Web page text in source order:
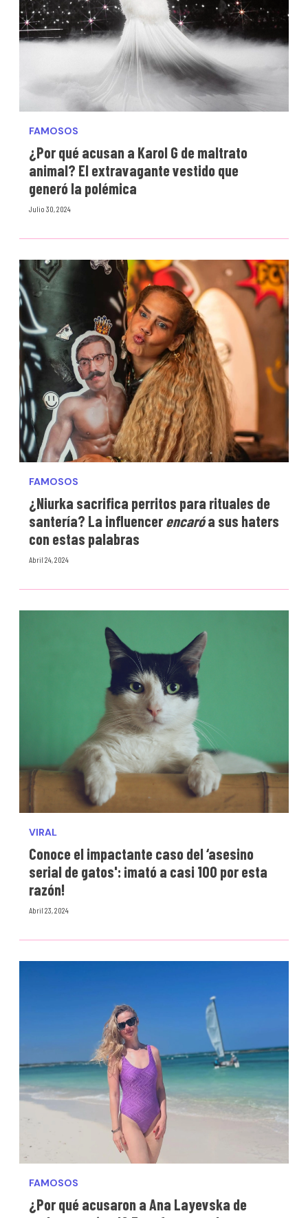
FAMOSOS
¿Por qué acusan a Karol G de maltrato
animal? El extravagante vestido que
generó la polémica
Julio 30, 2024
FAMOSOS
¿Niurka sacrifica perritos para rituales de
santería? La influencerencaróa sus haters
con estas palabras
Abril 24, 2024
VIRAL
Conoce el impactante caso del ‘asesino
serial de gatos': ¡mató a casi 100 por esta
razón!
Abril 23, 2024
FAMOSOS
¿Por qué acusaron a Ana Layevska de